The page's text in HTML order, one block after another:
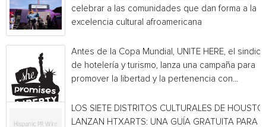
celebrar a las comunidades que dan forma a la
excelencia cultural afroamericana
Antes de la Copa Mundial, UNITE HERE, el
de hotelería y turismo, lanza una campaña para
promover la libertad y la pertenencia con...
LOS SIETE DISTRITOS CULTURALES DE
LANZAN HTXARTS: UNA GUÍA GRATUITA PARA